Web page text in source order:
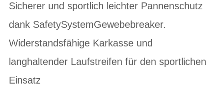
Sicherer und sportlich leichter Pannenschutz
dank SafetySystemGewebebreaker.
Widerstandsfähige Karkasse und
langhaltender Laufstreifen für den sportlichen
Einsatz